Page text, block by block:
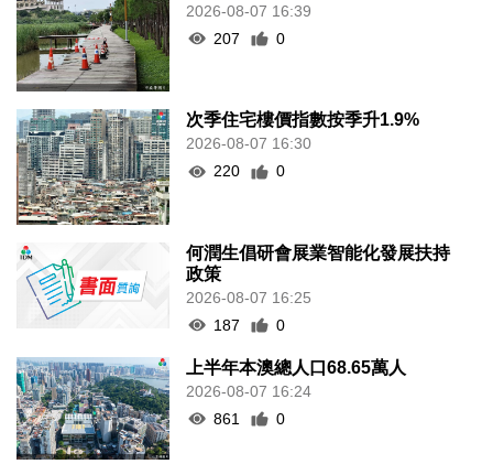
2026-08-07 16:39
207
0
次季住宅樓價指數按季升1.9%
2026-08-07 16:30
220
0
何潤生倡研會展業智能化發展扶持
政策
2026-08-07 16:25
187
0
上半年本澳總人口68.65萬人
2026-08-07 16:24
861
0